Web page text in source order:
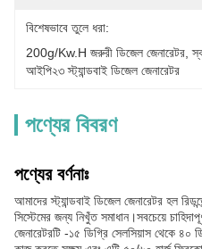
বিশেষভাবে তুলে ধরা:
200g/Kw.H জরুরী ডিজেল জেনারেটর ,
আইপি২৩ স্ট্যান্ডবাই ডিজেল জেনারেটর
পণ্যের বিবরণ
পণ্যের বর্ণনাঃ
আমাদের স্ট্যান্ডবাই ডিজেল জেনারেটর হল
সিস্টেমের জন্য নিখুঁত সমাধান।সবচেয়ে
জেনারেটরটি -১৫ ডিগ্রি সেলসিয়াস থেকে ৪০